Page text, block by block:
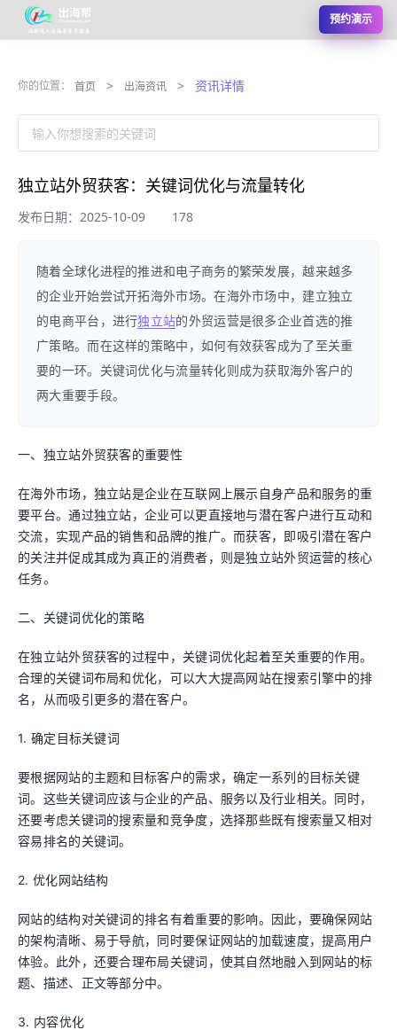
预约演示
你的位置： 首页 > 出海资讯 > 资讯详情
输入你想搜索的关键词
独立站外贸获客：关键词优化与流量转化
发布日期：2025-10-09 178
随着全球化进程的推进和电子商务的繁荣发展，越来越多
的企业开始尝试开拓海外市场。在海外市场中，建立独立
的电商平台，进行独立站的外贸运营是很多企业首选的推
广策略。而在这样的策略中，如何有效获客成为了至关重
要的一环。关键词优化与流量转化则成为获取海外客户的
两大重要手段。
一、独立站外贸获客的重要性
在海外市场，独立站是企业在互联网上展示自身产品和服务的重
要平台。通过独立站，企业可以更直接地与潜在客户进行互动和
交流，实现产品的销售和品牌的推广。而获客，即吸引潜在客户
的关注并促成其成为真正的消费者，则是独立站外贸运营的核心
任务。
二、关键词优化的策略
在独立站外贸获客的过程中，关键词优化起着至关重要的作用。
合理的关键词布局和优化，可以大大提高网站在搜索引擎中的排
名，从而吸引更多的潜在客户。
1. 确定目标关键词
要根据网站的主题和目标客户的需求，确定一系列的目标关键
词。这些关键词应该与企业的产品、服务以及行业相关。同时，
还要考虑关键词的搜索量和竞争度，选择那些既有搜索量又相对
容易排名的关键词。
2. 优化网站结构
网站的结构对关键词的排名有着重要的影响。因此，要确保网站
的架构清晰、易于导航，同时要保证网站的加载速度，提高用户
体验。此外，还要合理布局关键词，使其自然地融入到网站的标
题、描述、正文等部分中。
3. 内容优化